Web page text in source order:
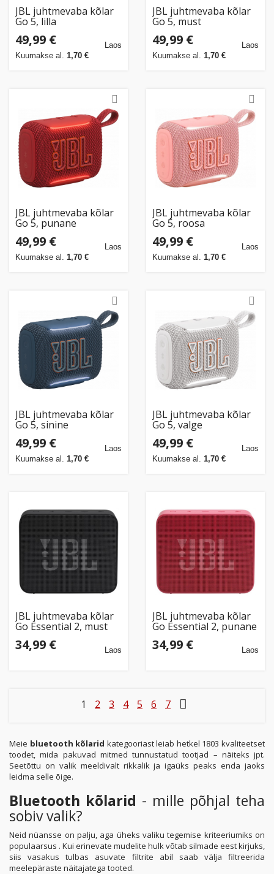
JBL juhtmevaba kõlar
Go 5, lilla
49,99 €
Kuumakse al. 1,70 €
Laos
JBL juhtmevaba kõlar
Go 5, must
49,99 €
Kuumakse al. 1,70 €
Laos
JBL juhtmevaba kõlar
Go 5, punane
49,99 €
Kuumakse al. 1,70 €
Laos
JBL juhtmevaba kõlar
Go 5, roosa
49,99 €
Kuumakse al. 1,70 €
Laos
JBL juhtmevaba kõlar
Go 5, sinine
49,99 €
Kuumakse al. 1,70 €
Laos
JBL juhtmevaba kõlar
Go 5, valge
49,99 €
Kuumakse al. 1,70 €
Laos
JBL juhtmevaba kõlar
Go Essential 2, must
34,99 € Laos
JBL juhtmevaba kõlar
Go Essential 2, punane
34,99 € Laos
1 2 3 4 5 6 7
Meie bluetooth kõlarid kategooriast leiab hetkel 1803 kvaliteetset
toodet, mida pakuvad mitmed tunnustatud tootjad – näiteks jpt.
Seetõttu on valik meeldivalt rikkalik ja igaüks peaks enda jaoks
leidma selle õige.
Bluetooth kõlarid - mille põhjal teha
sobiv valik?
Neid nüansse on palju, aga üheks valiku tegemise kriteeriumiks on
populaarsus . Kui erinevate mudelite hulk võtab silmade eest kirjuks,
siis vasakus tulbas asuvate filtrite abil saab välja filtreerida
meelepäraste näitajatega tooted.